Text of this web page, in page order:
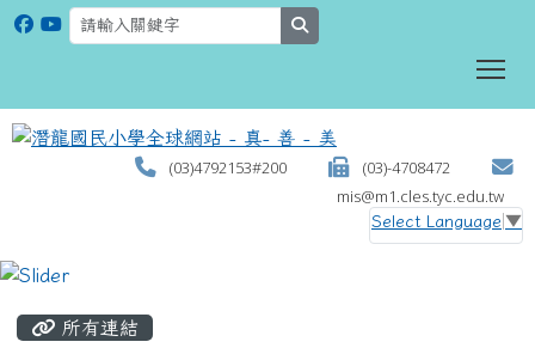
(03)4792153#200
(03)-4708472
mis@m1.cles.tyc.edu.tw
Select Language ▼
所有連結